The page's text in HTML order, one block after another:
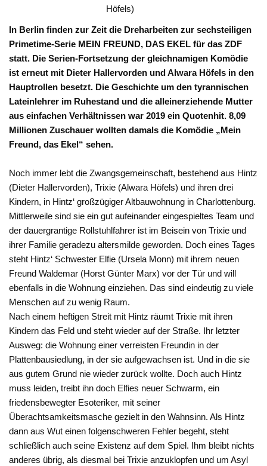
Höfels)
In Berlin finden zur Zeit die Dreharbeiten zur sechsteiligen
Primetime-Serie MEIN FREUND, DAS EKEL für das ZDF
statt. Die Serien-Fortsetzung der gleichnamigen Komödie
ist erneut mit Dieter Hallervorden und Alwara Höfels in den
Hauptrollen besetzt. Die Geschichte um den tyrannischen
Lateinlehrer im Ruhestand und die alleinerziehende Mutter
aus einfachen Verhältnissen war 2019 ein Quotenhit. 8,09
Millionen Zuschauer wollten damals die Komödie „Mein
Freund, das Ekel“ sehen.
Noch immer lebt die Zwangsgemeinschaft, bestehend aus Hintz
(Dieter Hallervorden), Trixie (Alwara Höfels) und ihren drei
Kindern, in Hintz‘ großzügiger Altbauwohnung in Charlottenburg.
Mittlerweile sind sie ein gut aufeinander eingespieltes Team und
der dauergrantige Rollstuhlfahrer ist im Beisein von Trixie und
ihrer Familie geradezu altersmilde geworden. Doch eines Tages
steht Hintz‘ Schwester Elfie (Ursela Monn) mit ihrem neuen
Freund Waldemar (Horst Günter Marx) vor der Tür und will
ebenfalls in die Wohnung einziehen. Das sind eindeutig zu viele
Menschen auf zu wenig Raum.
Nach einem heftigen Streit mit Hintz räumt Trixie mit ihren
Kindern das Feld und steht wieder auf der Straße. Ihr letzter
Ausweg: die Wohnung einer verreisten Freundin in der
Plattenbausiedlung, in der sie aufgewachsen ist. Und in die sie
aus gutem Grund nie wieder zurück wollte. Doch auch Hintz
muss leiden, treibt ihn doch Elfies neuer Schwarm, ein
friedensbewegter Esoteriker, mit seiner
Überachtsamkeitsmasche gezielt in den Wahnsinn. Als Hintz
dann aus Wut einen folgenschweren Fehler begeht, steht
schließlich auch seine Existenz auf dem Spiel. Ihm bleibt nichts
anderes übrig, als diesmal bei Trixie anzuklopfen und um Asyl